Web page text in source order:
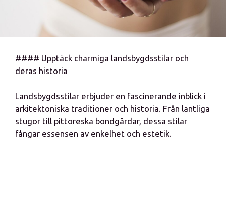
#### Upptäck charmiga landsbygdsstilar och
deras historia
Landsbygdsstilar erbjuder en fascinerande inblick i
arkitektoniska traditioner och historia. Från lantliga
stugor till pittoreska bondgårdar, dessa stilar
fångar essensen av enkelhet och estetik.